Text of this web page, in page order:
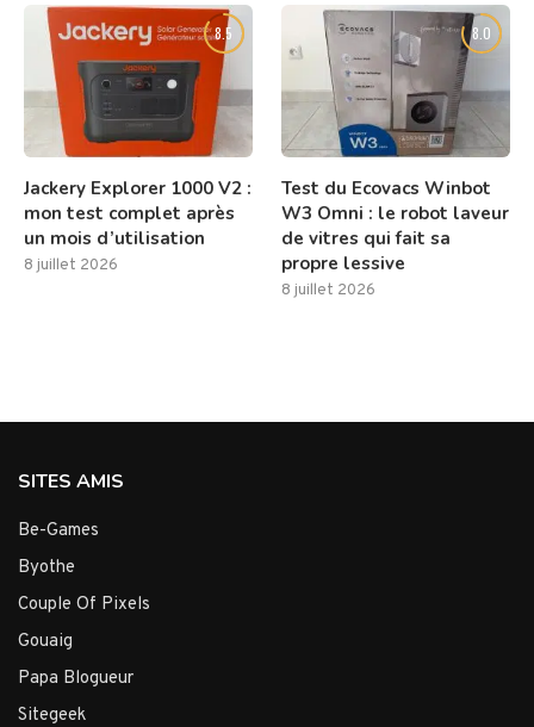
8.5
Jackery Explorer 1000 V2 :
mon test complet après
un mois d’utilisation
8 juillet 2026
8.0
Test du Ecovacs Winbot
W3 Omni : le robot laveur
de vitres qui fait sa
propre lessive
8 juillet 2026
SITES AMIS
Be-Games
Byothe
Couple Of Pixels
Gouaig
Papa Blogueur
Sitegeek